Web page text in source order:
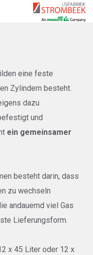
eine feste
Zylindern besteht.
dazu
und
ein gemeinsamer
besteht darin, dass
zu wechseln
andauernd viel Gas
Lieferungsform.
x 45 Liter oder 12 x